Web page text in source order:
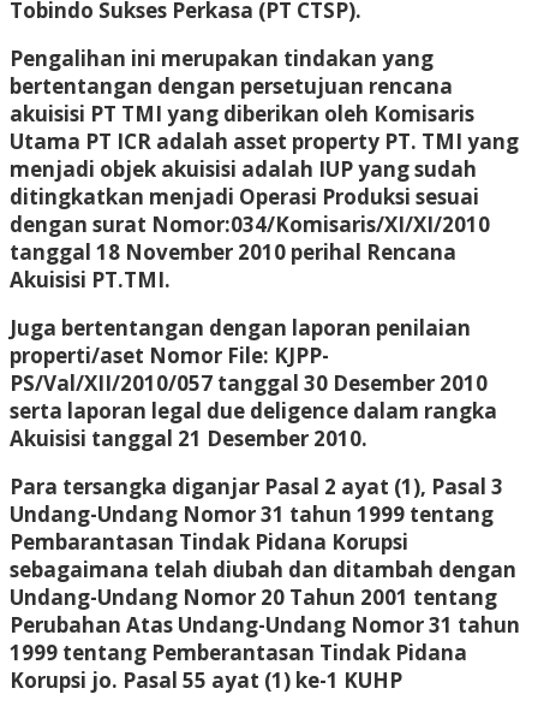
Tobindo Sukses Perkasa (PT CTSP).
Pengalihan ini merupakan tindakan yang
bertentangan dengan persetujuan rencana
akuisisi PT TMI yang diberikan oleh Komisaris
Utama PT ICR adalah asset property PT. TMI yang
menjadi objek akuisisi adalah IUP yang sudah
ditingkatkan menjadi Operasi Produksi sesuai
dengan surat Nomor:034/Komisaris/XI/XI/2010
tanggal 18 November 2010 perihal Rencana
Akuisisi PT.TMI.
Juga bertentangan dengan laporan penilaian
properti/aset Nomor File: KJPP-
PS/Val/XII/2010/057 tanggal 30 Desember 2010
serta laporan legal due deligence dalam rangka
Akuisisi tanggal 21 Desember 2010.
Para tersangka diganjar Pasal 2 ayat (1), Pasal 3
Undang-Undang Nomor 31 tahun 1999 tentang
Pembarantasan Tindak Pidana Korupsi
sebagaimana telah diubah dan ditambah dengan
Undang-Undang Nomor 20 Tahun 2001 tentang
Perubahan Atas Undang-Undang Nomor 31 tahun
1999 tentang Pemberantasan Tindak Pidana
Korupsi jo. Pasal 55 ayat (1) ke-1 KUHP